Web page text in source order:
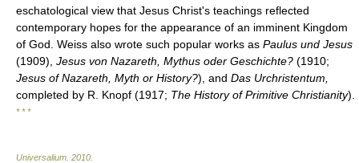
eschatological view that Jesus Christ's teachings reflected
contemporary hopes for the appearance of an imminent Kingdom
of God. Weiss also wrote such popular works as Paulus und Jesus
(1909), Jesus von Nazareth, Mythus oder Geschichte? (1910;
Jesus of Nazareth, Myth or History?), and Das Urchristentum,
completed by R. Knopf (1917; The History of Primitive Christianity).
* * *
Universalium 2010